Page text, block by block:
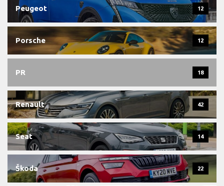
Peugeot 12
Porsche 12
PR 18
Renault 42
Seat 14
Škoda 22